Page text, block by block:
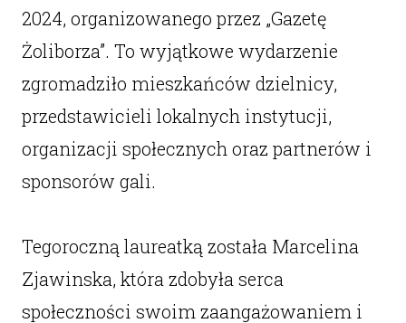
2024, organizowanego przez „Gazetę
Żoliborza”. To wyjątkowe wydarzenie
zgromadziło mieszkańców dzielnicy,
przedstawicieli lokalnych instytucji,
organizacji społecznych oraz partnerów i
sponsorów gali.
Tegoroczną laureatką została Marcelina
Zjawinska, która zdobyła serca
społeczności swoim zaangażowaniem i